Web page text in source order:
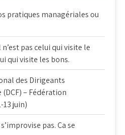
pratiques managériales ou
pas celui qui visite le
qui visite les bons.
des Dirigeants
– Fédération
13 juin)
pas. Ca se